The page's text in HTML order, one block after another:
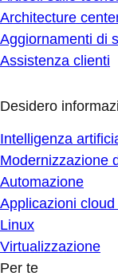
Architecture
Aggiornamenti di
Assistenza clienti
Desidero
Intelligenza
Modernizzazione
Automazione
Applicazioni
Linux
Virtualizzazione
Per te